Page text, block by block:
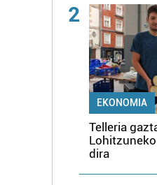
2
EKONOMIA
Telleria
dira